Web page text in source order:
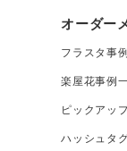
オーダー
フラスタ事
楽屋花事例
ピックアッ
ハッシュタ